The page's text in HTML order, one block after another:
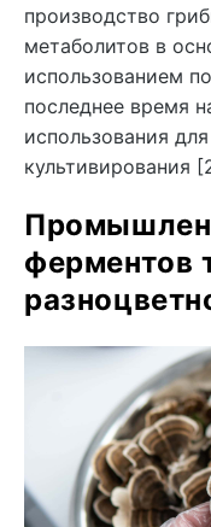
производство
метаболитов в
использованием
последнее время
использования
культивирования
ферментов